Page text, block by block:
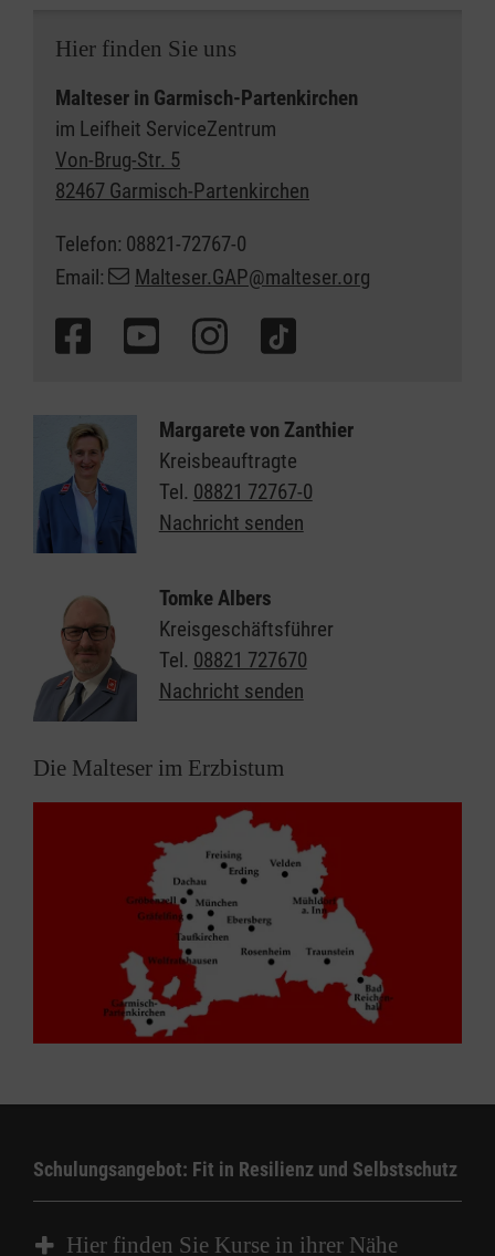
Hier finden Sie uns
Malteser in Garmisch-Partenkirchen
im Leifheit ServiceZentrum
Von-Brug-Str. 5
82467 Garmisch-Partenkirchen
Telefon: 08821-72767-0
Email:
Malteser.GAP@malteser.org
Margarete von Zanthier
Kreisbeauftragte
Tel. 08821 72767-0
Nachricht senden
Tomke Albers
Kreisgeschäftsführer
Tel. 08821 727670
Nachricht senden
Die Malteser im Erzbistum
Schulungsangebot: Fit in Resilienz und Selbstschutz
Hier finden Sie Kurse in ihrer Nähe